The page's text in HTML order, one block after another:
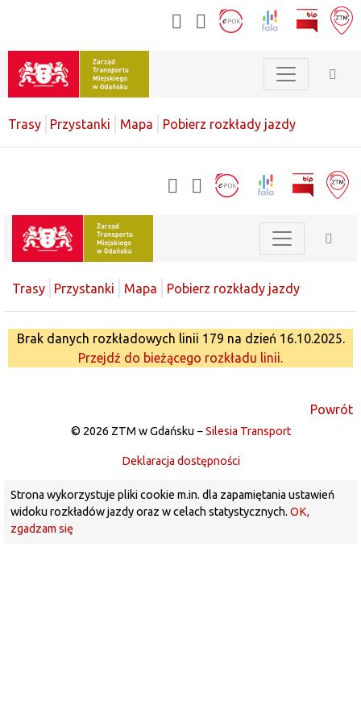
Trasy Przystanki Mapa Pobierz rozkłady jazdy
Trasy Przystanki Mapa Pobierz rozkłady jazdy
Brak danych rozkładowych linii 179 na dzień 16.10.2025.
Przejdź do bieżącego rozkładu linii.
Powrót
© 2026 ZTM w Gdańsku −Silesia Transport
Deklaracja dostępności
Strona wykorzystuje pliki cookie m.in. dla zapamiętania ustawień
widoku rozkładów jazdy oraz w celach statystycznych. OK,
zgadzam się